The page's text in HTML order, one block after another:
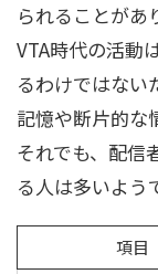
られることがあ
VTA時代の活動
るわけではない
記憶や断片的な
それでも、配信
る人は多いよう
項目